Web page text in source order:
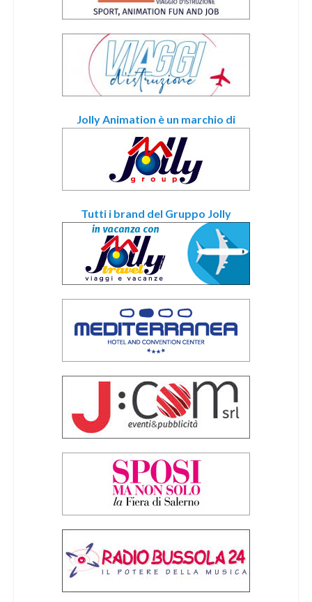
Jolly Animation è un marchio di
Tutti i brand del Gruppo Jolly